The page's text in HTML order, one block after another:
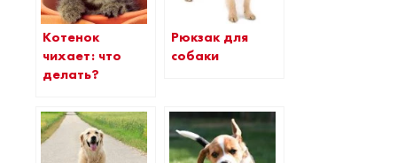
Котенок
чихает: что
делать?
Рюкзак для
собаки